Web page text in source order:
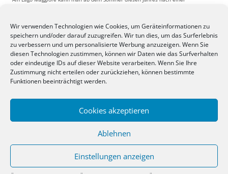
Wir verwenden Technologien wie Cookies, um Geräteinformationen zu
speichern und/oder darauf zuzugreifen. Wir tun dies, um das Surferlebnis
zu verbessern und um personalisierte Werbung anzuzeigen. Wenn Sie
diesen Technologien zustimmen, können wir Daten wie das Surfverhalten
oder eindeutige IDs auf dieser Website verarbeiten. Wenn Sie Ihre
Zustimmung nicht erteilen oder zurückziehen, können bestimmte
Funktionen beeinträchtigt werden.
Cookies akzeptieren
Ablehnen
Einstellungen anzeigen